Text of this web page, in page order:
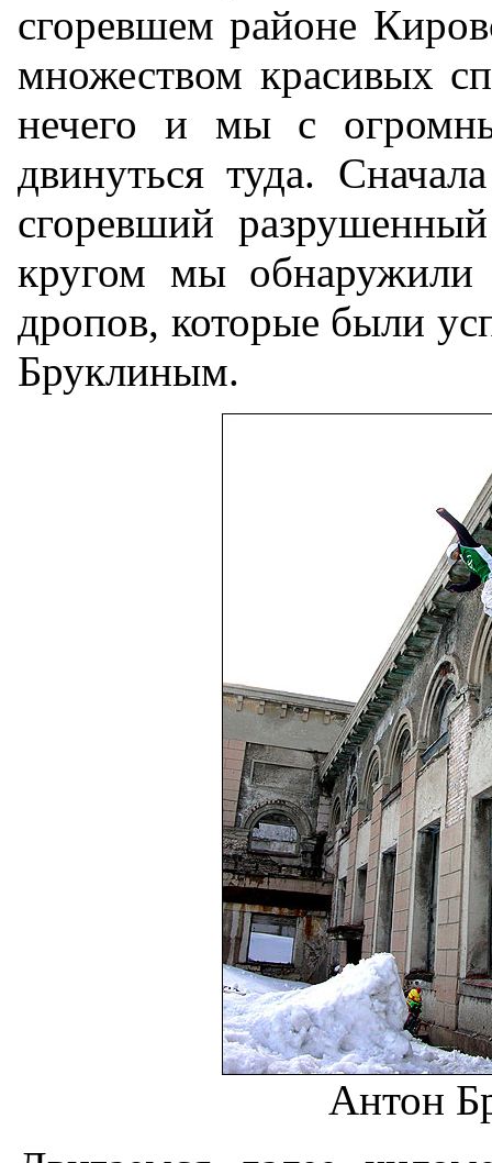
сгоревшем районе
множеством красивых
нечего и мы с
двинуться туда.
сгоревший
кругом мы обнаружили
дропов, которые были
Бруклиным.
Антон